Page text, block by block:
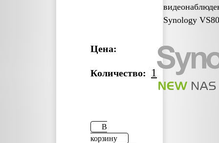
Synology VS80
Цена:
Количество: 1
В
корзину